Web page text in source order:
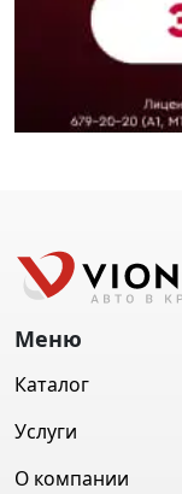
Меню
Каталог
Услуги
О компании